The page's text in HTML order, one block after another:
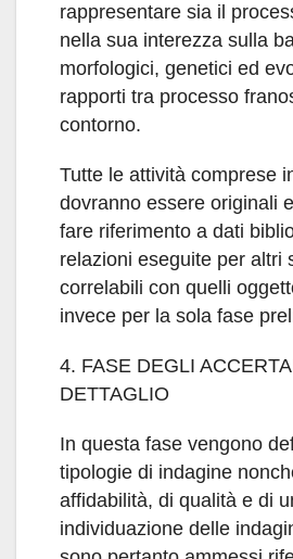
rappresentare sia il
nella sua interezza sulla
morfologici, genetici ed
rapporti tra processo
contorno.
Tutte le attività comprese
dovranno essere originali
fare riferimento a dati
relazioni eseguite per altri
correlabili con quelli
invece per la sola fase
4. FASE DEGLI
DETTAGLIO
In questa fase vengono
tipologie di indagine
affidabilità, di qualità e di
individuazione delle